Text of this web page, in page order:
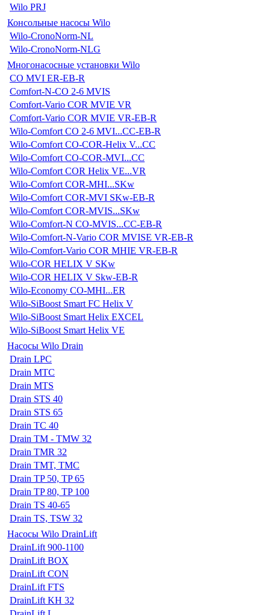
Wilo PRJ
Консольные насосы Wilo
Wilo-CronoNorm-NL
Wilo-CronoNorm-NLG
Многонасосные установки Wilo
CO MVI ER-EB-R
Comfort-N-CO 2-6 MVIS
Comfort-Vario COR MVIE VR
Comfort-Vario COR MVIE VR-EB-R
Wilo-Comfort CO 2-6 MVI...CC-EB-R
Wilo-Comfort CO-COR-Helix V...CC
Wilo-Comfort CO-COR-MVI...CC
Wilo-Comfort COR Helix VE...VR
Wilo-Comfort COR-MHI...SKw
Wilo-Comfort COR-MVI SKw-EB-R
Wilo-Comfort COR-MVIS...SKw
Wilo-Comfort-N CO-MVIS...CC-EB-R
Wilo-Comfort-N-Vario COR MVISE VR-EB-R
Wilo-Comfort-Vario COR MHIE VR-EB-R
Wilo-COR HELIX V SKw
Wilo-COR HELIX V Skw-EB-R
Wilo-Economy CO-MHI...ER
Wilo-SiBoost Smart FC Helix V
Wilo-SiBoost Smart Helix EXCEL
Wilo-SiBoost Smart Helix VE
Насосы Wilo Drain
Drain LPC
Drain MTC
Drain MTS
Drain STS 40
Drain STS 65
Drain TC 40
Drain TM - TMW 32
Drain TMR 32
Drain TMT, TMC
Drain TP 50, TP 65
Drain TP 80, TP 100
Drain TS 40-65
Drain TS, TSW 32
Насосы Wilo DrainLift
DrainLift 900-1100
DrainLift BOX
DrainLift CON
DrainLift FTS
DrainLift KH 32